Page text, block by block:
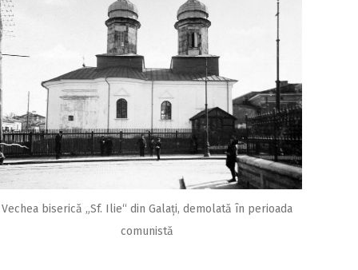
Vechea biserică „Sf. Ilie“ din Galați, demolată în perioada
comunistă